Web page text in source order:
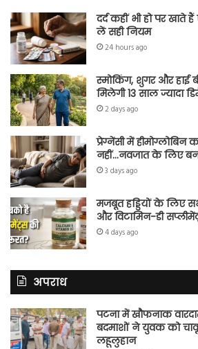
दर्द कहीं भी हो पर
लें सही नियम
24 hours ago
स्मोकिंग, शुगर और हाई
मिलेगी 13 साल ज्यादा
2 days ago
प्रेग्नेंसी में हीमोग्लोबिन
नहीं…नवजात के लिए
3 days ago
मजबूत हड्डियों के लिए
और विटामिन-डी
4 days ago
अपराध
पटना में खौफनाक
बदमाशों ने युवक को
लहूलुहान